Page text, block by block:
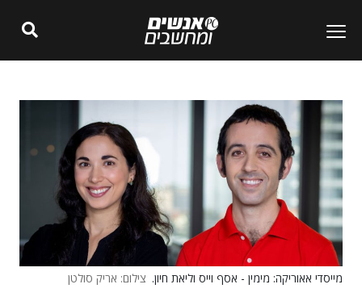
מייסדי אאוריקה: מימין - אסף וייס וליאת חיון. צילום: אריק סולטן